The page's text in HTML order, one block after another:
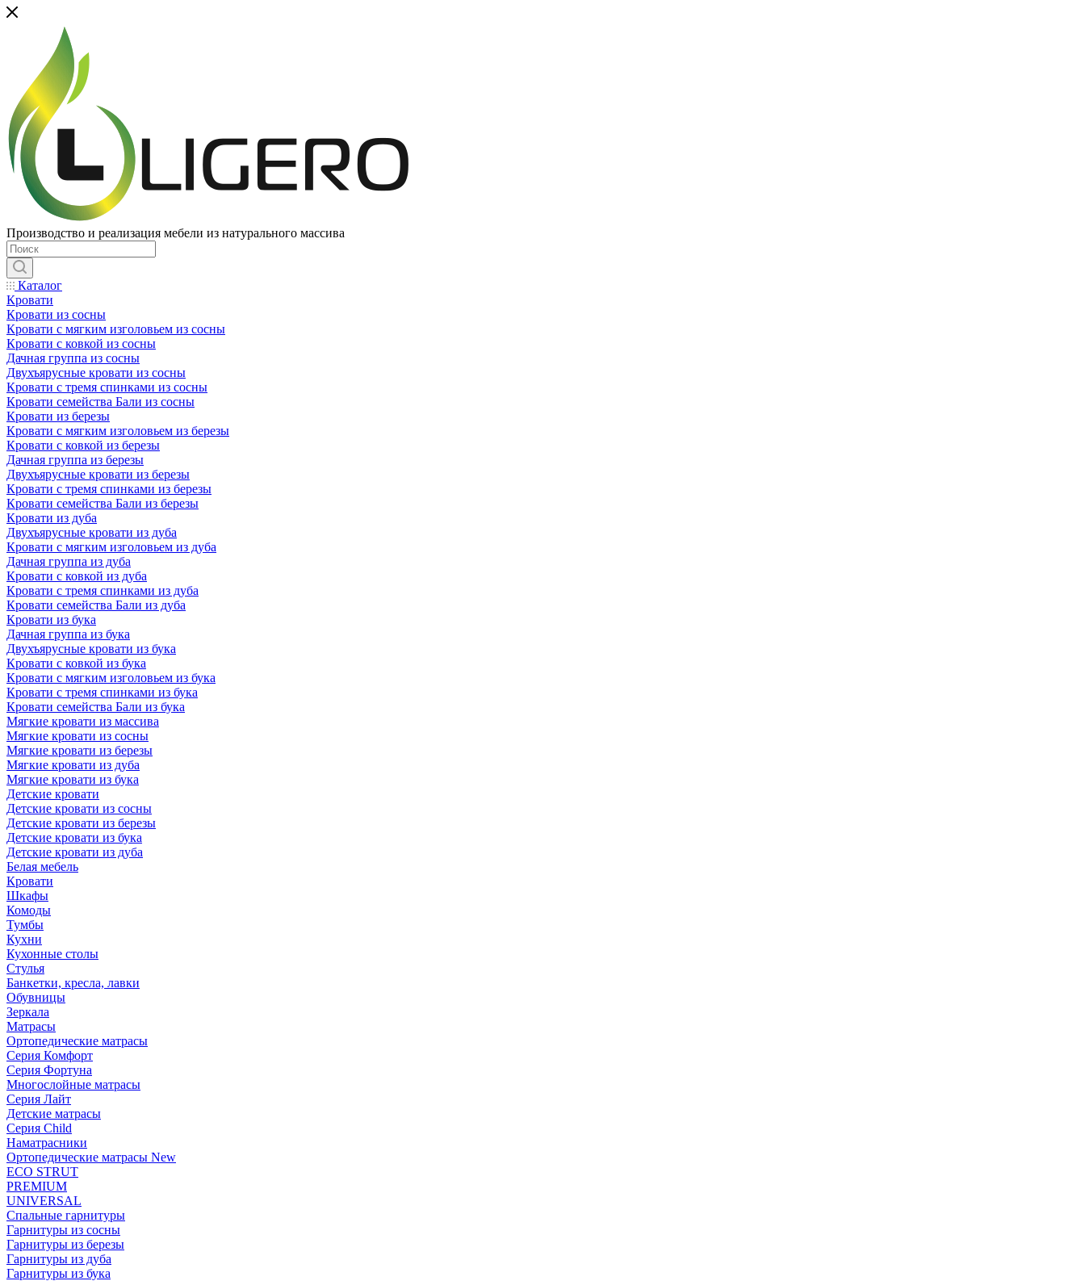
Производство и реализация мебели из натурального массива
Каталог
Кровати
Кровати из сосны
Кровати с мягким изголовьем из сосны
Кровати с ковкой из сосны
Дачная группа из сосны
Двухъярусные кровати из сосны
Кровати с тремя спинками из сосны
Кровати семейства Бали из сосны
Кровати из березы
Кровати с мягким изголовьем из березы
Кровати с ковкой из березы
Дачная группа из березы
Двухъярусные кровати из березы
Кровати с тремя спинками из березы
Кровати семейства Бали из березы
Кровати из дуба
Двухъярусные кровати из дуба
Кровати с мягким изголовьем из дуба
Дачная группа из дуба
Кровати с ковкой из дуба
Кровати с тремя спинками из дуба
Кровати семейства Бали из дуба
Кровати из бука
Дачная группа из бука
Двухъярусные кровати из бука
Кровати с ковкой из бука
Кровати с мягким изголовьем из бука
Кровати с тремя спинками из бука
Кровати семейства Бали из бука
Мягкие кровати из массива
Мягкие кровати из сосны
Мягкие кровати из березы
Мягкие кровати из дуба
Мягкие кровати из бука
Детские кровати
Детские кровати из сосны
Детские кровати из березы
Детские кровати из бука
Детские кровати из дуба
Белая мебель
Кровати
Шкафы
Комоды
Тумбы
Кухни
Кухонные столы
Стулья
Банкетки, кресла, лавки
Обувницы
Зеркала
Матрасы
Ортопедические матрасы
Серия Комфорт
Серия Фортуна
Многослойные матрасы
Серия Лайт
Детские матрасы
Серия Child
Наматрасники
Ортопедические матрасы New
ECO STRUT
PREMIUM
UNIVERSAL
Спальные гарнитуры
Гарнитуры из сосны
Гарнитуры из березы
Гарнитуры из дуба
Гарнитуры из бука